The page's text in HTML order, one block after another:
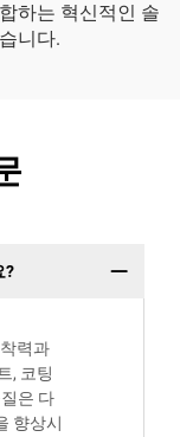
하는 혁신적인 솔
니다.
?
력과
, 코팅
은 다
향상시